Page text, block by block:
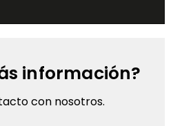
información?
con nosotros.